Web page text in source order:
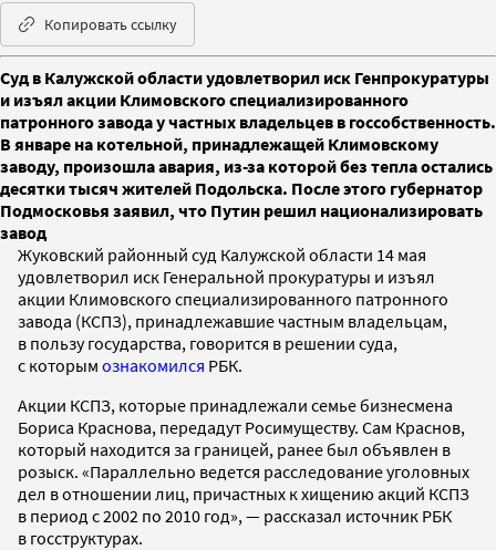
Копировать ссылку
Суд в Калужской области удовлетворил иск Генпрокуратуры
и изъял акции Климовского специализированного
патронного завода у частных владельцев в госсобственность.
В январе на котельной, принадлежащей Климовскому
заводу, произошла авария, из-за которой без тепла остались
десятки тысяч жителей Подольска. После этого губернатор
Подмосковья заявил, что Путин решил национализировать
завод
Жуковский районный суд Калужской области 14 мая
удовлетворил иск Генеральной прокуратуры и изъял
акции Климовского специализированного патронного
завода (КСПЗ), принадлежавшие частным владельцам,
в пользу государства, говорится в решении суда,
с которым ознакомился РБК.
Акции КСПЗ, которые принадлежали семье бизнесмена
Бориса Краснова, передадут Росимуществу. Сам Краснов,
который находится за границей, ранее был объявлен в
розыск. «Параллельно ведется расследование уголовных
дел в отношении лиц, причастных к хищению акций КСПЗ
в период с 2002 по 2010 год», — рассказал источник РБК
в госструктурах.